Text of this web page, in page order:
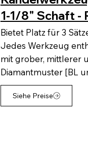
1-1/8" Schaft -
Bietet Platz für 3
Jedes Werkzeug
mit grober, mittlerer
Diamantmuster [BL
Siehe Preise